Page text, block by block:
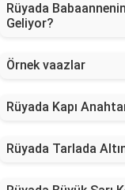
Rüyada
Geliyor?
Örnek vaazlar
Rüyada Kapı
Rüyada Tarlada